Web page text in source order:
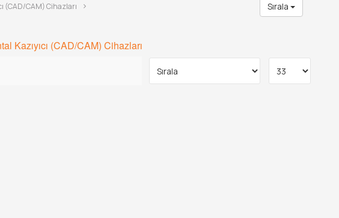
(CAD/CAM) Cihazları Sırala
Kazıyıcı (CAD/CAM) Cihazları